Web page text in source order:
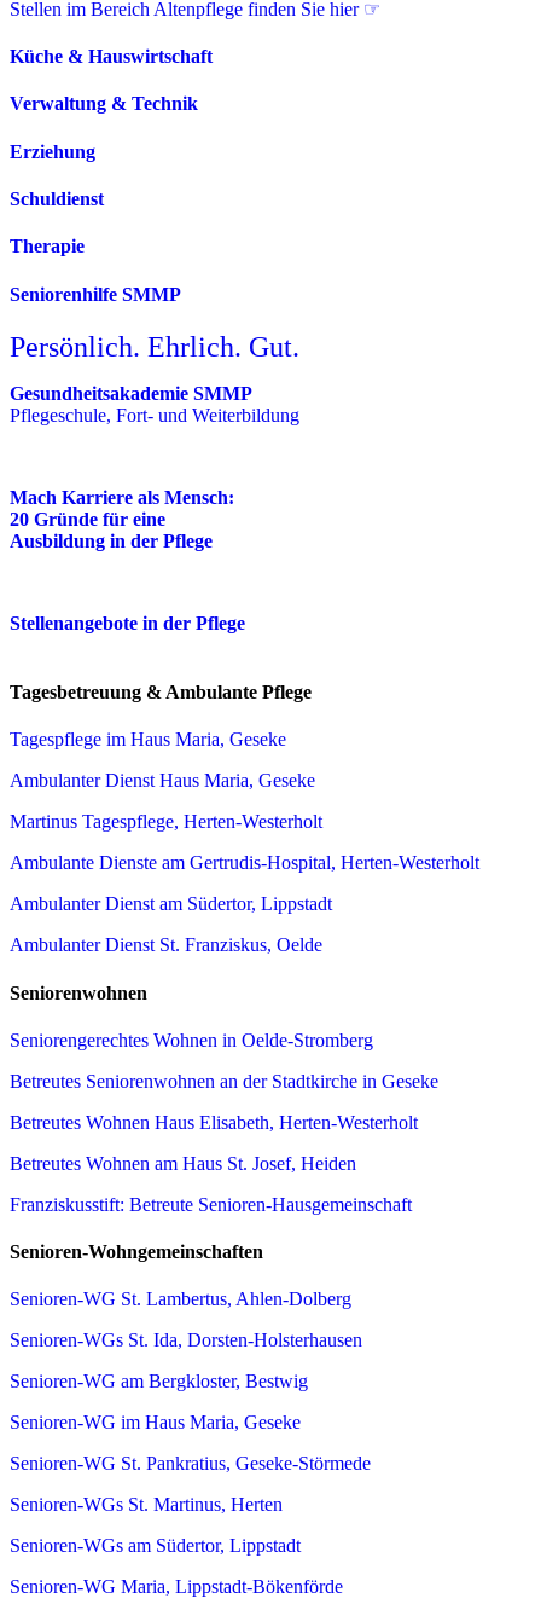
Stellen im Bereich Altenpflege finden Sie hier ☞
Küche & Hauswirtschaft
Verwaltung & Technik
Erziehung
Schuldienst
Therapie
Seniorenhilfe SMMP
Persönlich. Ehrlich. Gut.
Gesundheitsakademie SMMP
Pflegeschule, Fort- und Weiterbildung
Mach Karriere als Mensch:
20 Gründe für eine
Ausbildung in der Pflege
Stellenangebote in der Pflege
Tagesbetreuung & Ambulante Pflege
Tagespflege im Haus Maria, Geseke
Ambulanter Dienst Haus Maria, Geseke
Martinus Tagespflege, Herten-Westerholt
Ambulante Dienste am Gertrudis-Hospital, Herten-Westerholt
Ambulanter Dienst am Südertor, Lippstadt
Ambulanter Dienst St. Franziskus, Oelde
Seniorenwohnen
Seniorengerechtes Wohnen in Oelde-Stromberg
Betreutes Seniorenwohnen an der Stadtkirche in Geseke
Betreutes Wohnen Haus Elisabeth, Herten-Westerholt
Betreutes Wohnen am Haus St. Josef, Heiden
Franziskusstift: Betreute Senioren-Hausgemeinschaft
Senioren-Wohngemeinschaften
Senioren-WG St. Lambertus, Ahlen-Dolberg
Senioren-WGs St. Ida, Dorsten-Holsterhausen
Senioren-WG am Bergkloster, Bestwig
Senioren-WG im Haus Maria, Geseke
Senioren-WG St. Pankratius, Geseke-Störmede
Senioren-WGs St. Martinus, Herten
Senioren-WGs am Südertor, Lippstadt
Senioren-WG Maria, Lippstadt-Bökenförde